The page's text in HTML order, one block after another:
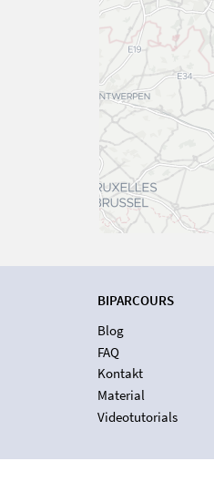
BIPARCOURS
Blog
FAQ
Kontakt
Material
Videotutorials